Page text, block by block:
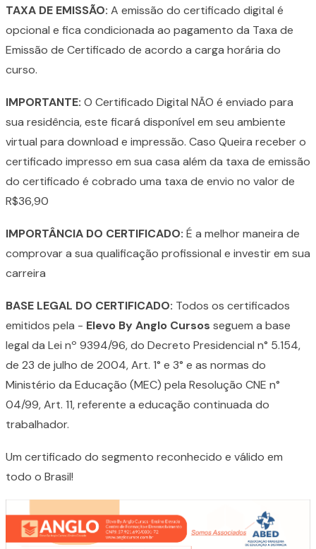
TAXA DE EMISSÃO: A emissão do certificado digital é
opcional e fica condicionada ao pagamento da Taxa de
Emissão de Certificado de acordo a carga horária do
curso.
IMPORTANTE: O Certificado Digital NÃO é enviado para
sua residência, este ficará disponível em seu ambiente
virtual para download e impressão. Caso Queira receber o
certificado impresso em sua casa além da taxa de emissão
do certificado é cobrado uma taxa de envio no valor de
R$36,90
IMPORTÂNCIA DO CERTIFICADO: É a melhor maneira de
comprovar a sua qualificação profissional e investir em sua
carreira
BASE LEGAL DO CERTIFICADO: Todos os certificados
emitidos pela - Elevo By Anglo Cursos seguem a base
legal da Lei nº 9394/96, do Decreto Presidencial n° 5.154,
de 23 de julho de 2004, Art. 1° e 3° e as normas do
Ministério da Educação (MEC) pela Resolução CNE n°
04/99, Art. 11, referente a educação continuada do
trabalhador.
Um certificado do segmento reconhecido e válido em
todo o Brasil!